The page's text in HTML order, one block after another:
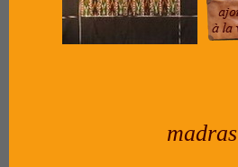
madras